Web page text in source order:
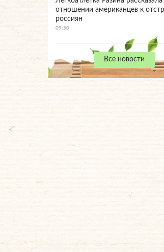
отношении американцев к
россиян
09:50
Все новости